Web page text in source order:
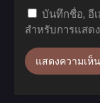
บันทึกชื่อ, อี
สำหรับการแสด